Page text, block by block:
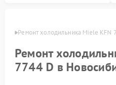
Ремонт холодильника Miele KFN
Ремонт
7744 D в